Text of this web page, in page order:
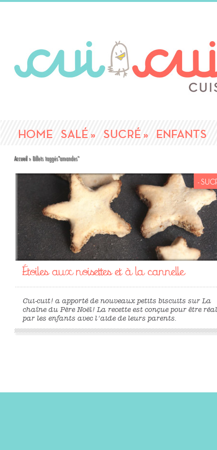
HOME SALÉ » SUCRÉ » ENFANTS
Accueil»Billets taggés"amandes"
-
Étoiles aux noisettes et à la cannelle
Cui-cuit! a apporté de nouveaux petits biscuits sur La
chaîne du Père Noël! La recette est conçue pour être
par les enfants avec l'aide de leurs parents.